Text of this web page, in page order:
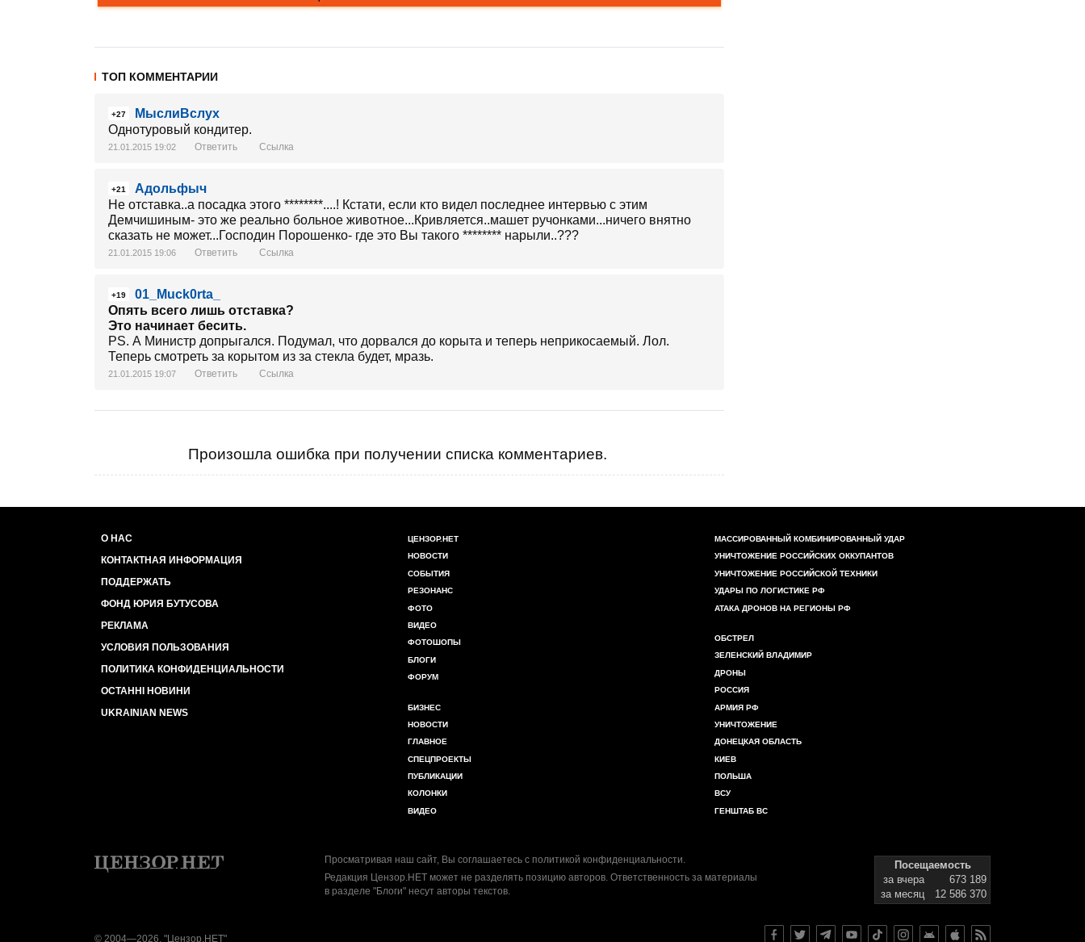
ТОП КОММЕНТАРИИ
+27
МыслиВслух
Однотуровый кондитер.
21.01.2015 19:02 Ответить Ссылка
+21
Адольфыч
Не отставка..а посадка этого ********....! Кстати, если кто видел последнее интервью с этим
Демчишиным- это же реально больное животное...Кривляется..машет ручонками...ничего внятно
сказать не может...Господин Порошенко- где это Вы такого ******** нарыли..???
21.01.2015 19:06 Ответить Ссылка
+19
01_Muck0rta_
Опять всего лишь отставка?
Это начинает бесить.
PS. А Министр допрыгался. Подумал, что дорвался до корыта и теперь неприкосаемый. Лол.
Теперь смотреть за корытом из за стекла будет, мразь.
21.01.2015 19:07 Ответить Ссылка
Произошла ошибка при получении списка комментариев.
О НАС
КОНТАКТНАЯ ИНФОРМАЦИЯ
ПОДДЕРЖАТЬ
ФОНД ЮРИЯ БУТУСОВА
РЕКЛАМА
УСЛОВИЯ ПОЛЬЗОВАНИЯ
ПОЛИТИКА КОНФИДЕНЦИАЛЬНОСТИ
ОСТАННІ НОВИНИ
UKRAINIAN NEWS
ЦЕНЗОР.НЕТ
НОВОСТИ
СОБЫТИЯ
РЕЗОНАНС
ФОТО
ВИДЕО
ФОТОШОПЫ
БЛОГИ
ФОРУМ
БИЗНЕС
НОВОСТИ
ГЛАВНОЕ
СПЕЦПРОЕКТЫ
ПУБЛИКАЦИИ
КОЛОНКИ
ВИДЕО
МАССИРОВАННЫЙ КОМБИНИРОВАННЫЙ УДАР
УНИЧТОЖЕНИЕ РОССИЙСКИХ ОККУПАНТОВ
УНИЧТОЖЕНИЕ РОССИЙСКОЙ ТЕХНИКИ
УДАРЫ ПО ЛОГИСТИКЕ РФ
АТАКА ДРОНОВ НА РЕГИОНЫ РФ
ОБСТРЕЛ
ЗЕЛЕНСКИЙ ВЛАДИМИР
ДРОНЫ
РОССИЯ
АРМИЯ РФ
УНИЧТОЖЕНИЕ
ДОНЕЦКАЯ ОБЛАСТЬ
КИЕВ
ПОЛЬША
ВСУ
ГЕНШТАБ ВС
Просматривая наш сайт, Вы соглашаетесь с политикой конфиденциальности.
Редакция Цензор.НЕТ может не разделять позицию авторов. Ответственность за материалы
в разделе "Блоги" несут авторы текстов.
Посещаемость
за вчера
673 189
за месяц
12 586 370
© 2004—2026, "Цензор.НЕТ"